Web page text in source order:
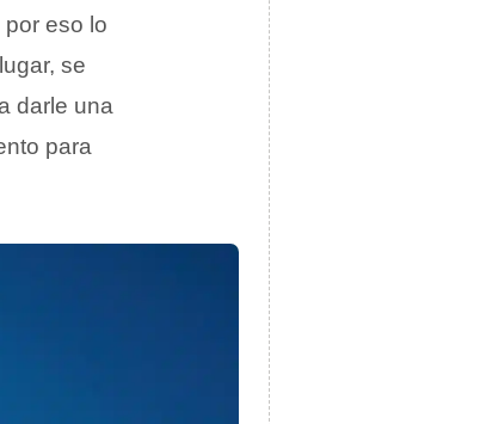
eso lo
se
darle una
para